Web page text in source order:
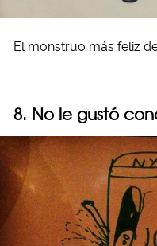
El monstruo más feliz
8. No le gustó